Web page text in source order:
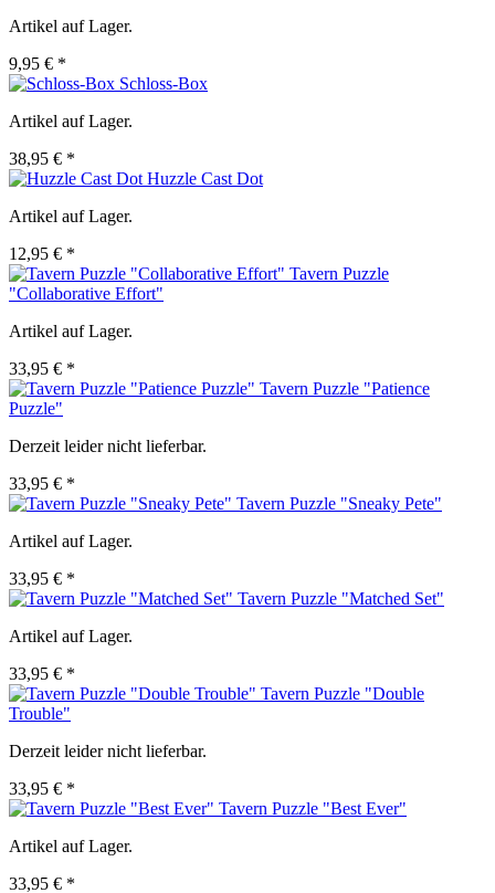
Artikel auf Lager.
9,95 € *
Schloss-Box
Artikel auf Lager.
38,95 € *
Huzzle Cast Dot
Artikel auf Lager.
12,95 € *
Tavern Puzzle
"Collaborative Effort"
Artikel auf Lager.
33,95 € *
Tavern Puzzle "Patience
Puzzle"
Derzeit leider nicht lieferbar.
33,95 € *
Tavern Puzzle "Sneaky Pete"
Artikel auf Lager.
33,95 € *
Tavern Puzzle "Matched Set"
Artikel auf Lager.
33,95 € *
Tavern Puzzle "Double
Trouble"
Derzeit leider nicht lieferbar.
33,95 € *
Tavern Puzzle "Best Ever"
Artikel auf Lager.
33,95 € *